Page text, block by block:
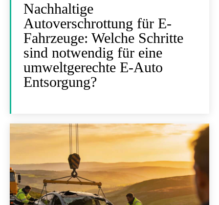
Nachhaltige
Autoverschrottung für E-
Fahrzeuge: Welche Schritte
sind notwendig für eine
umweltgerechte E-Auto
Entsorgung?